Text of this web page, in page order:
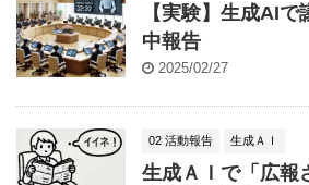
【実験】生成AI
中報告
2025/02/27
02 活動報告 生成ＡＩ
生成ＡＩで「広報